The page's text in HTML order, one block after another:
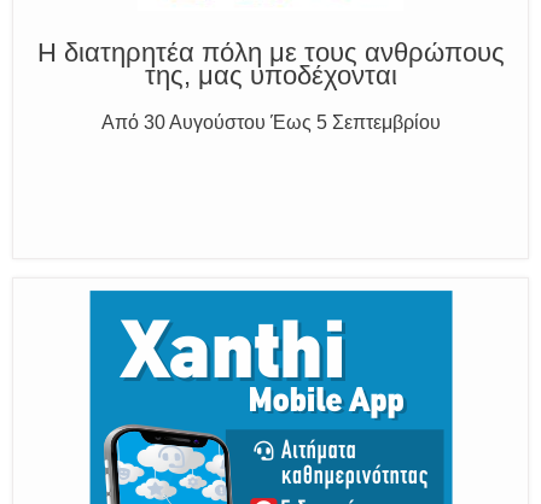
Η διατηρητέα πόλη με τους ανθρώπους
της, μας υποδέχονται